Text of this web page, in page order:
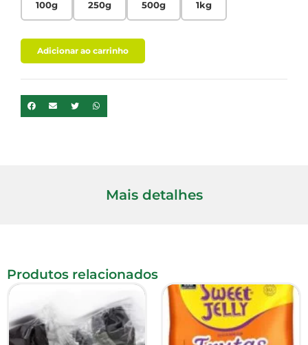
100g 250g 500g 1kg
Adicionar ao carrinho
Mais detalhes
Produtos relacionados